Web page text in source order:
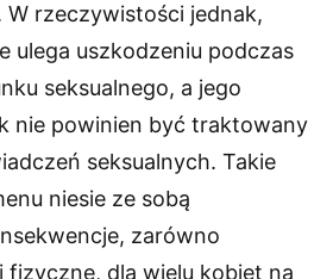
W rzeczywistości jednak,
ulega uszkodzeniu podczas
seksualnego, a jego
nie powinien być traktowany
seksualnych. Takie
niesie ze sobą
zarówno
fizyczne, dla wielu kobiet na